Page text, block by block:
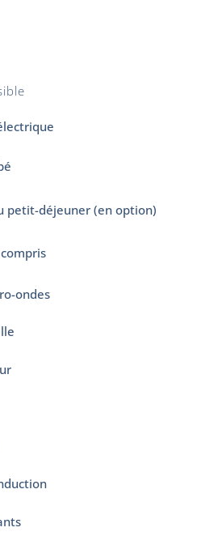
petit-déjeuner (en option)
ondes